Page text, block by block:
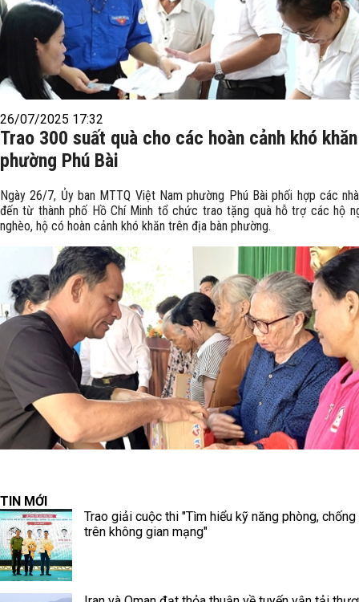
26/07/2025 17:32
Trao 300 suất quà cho các hoàn cảnh khó
phường Phú Bài
Ngày 26/7, Ủy ban MTTQ Việt Nam phường Phú Bài phối hợp các
đến từ thành phố Hồ Chí Minh tổ chức trao tặng quà hỗ trợ các hộ
nghèo, hộ có hoàn cảnh khó khăn trên địa bàn phường.
TIN MỚI
Trao giải cuộc thi "Tìm hiểu kỹ năng phòng,
trên không gian mạng"